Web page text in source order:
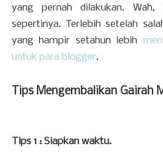
yang pernah dilakukan.
sepertinya. Terlebih setelah
yang hampir setahun lebih
untuk para blogger.
Tips Mengembalikan Gairah
Tips 1 : Siapkan waktu.